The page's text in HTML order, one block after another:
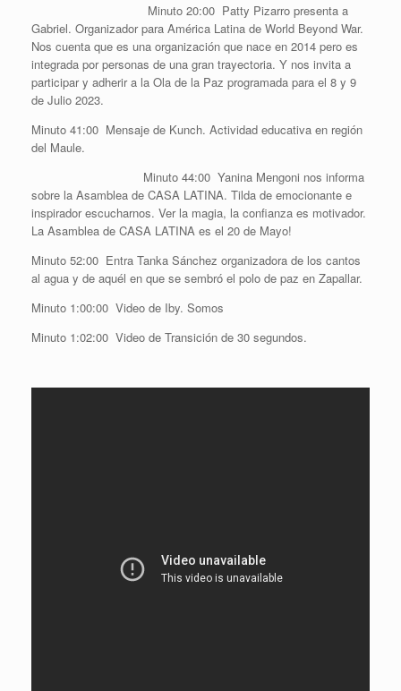
Minuto 20:00 Patty Pizarro presenta a
Gabriel. Organizador para América Latina de World Beyond War.
Nos cuenta que es una organización que nace en 2014 pero es
integrada por personas de una gran trayectoria. Y nos invita a
participar y adherir a la Ola de la Paz programada para el 8 y 9
de Julio 2023.
Minuto 41:00 Mensaje de Kunch. Actividad educativa en región
del Maule.
Minuto 44:00 Yanina Mengoni nos informa
sobre la Asamblea de CASA LATINA. Tilda de emocionante e
inspirador escucharnos. Ver la magia, la confianza es motivador.
La Asamblea de CASA LATINA es el 20 de Mayo!
Minuto 52:00 Entra Tanka Sánchez organizadora de los cantos
al agua y de aquél en que se sembró el polo de paz en Zapallar.
Minuto 1:00:00 Video de Iby. Somos
Minuto 1:02:00 Video de Transición de 30 segundos.